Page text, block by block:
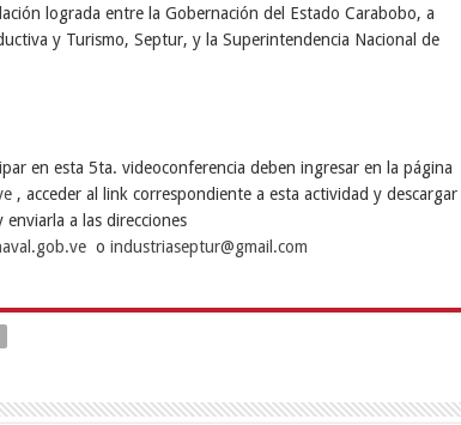
lograda entre la Gobernación del Estado Carabobo, a
y Turismo, Septur, y la Superintendencia Nacional de
en esta 5ta. videoconferencia deben ingresar en la página
, acceder al link correspondiente a esta actividad y descargar
a las direcciones
o industriaseptur@gmail.com